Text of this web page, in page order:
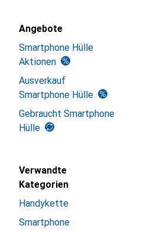
Angebote
Smartphone Hülle
Aktionen
Ausverkauf
Smartphone Hülle
Gebraucht Smartphone
Hülle
Verwandte
Kategorien
Handykette
Smartphone